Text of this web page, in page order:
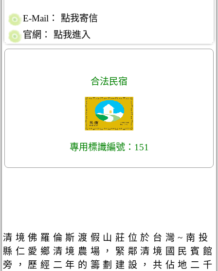
E-Mail：
點我寄信
官網：
點我進入
合法民宿
專用標識編號：151
清境佛羅倫斯渡假山莊位於台灣~南投
縣仁愛鄉清境農場，緊鄰清境國民賓館
旁，歷經二年的籌劃建設，共佔地二千